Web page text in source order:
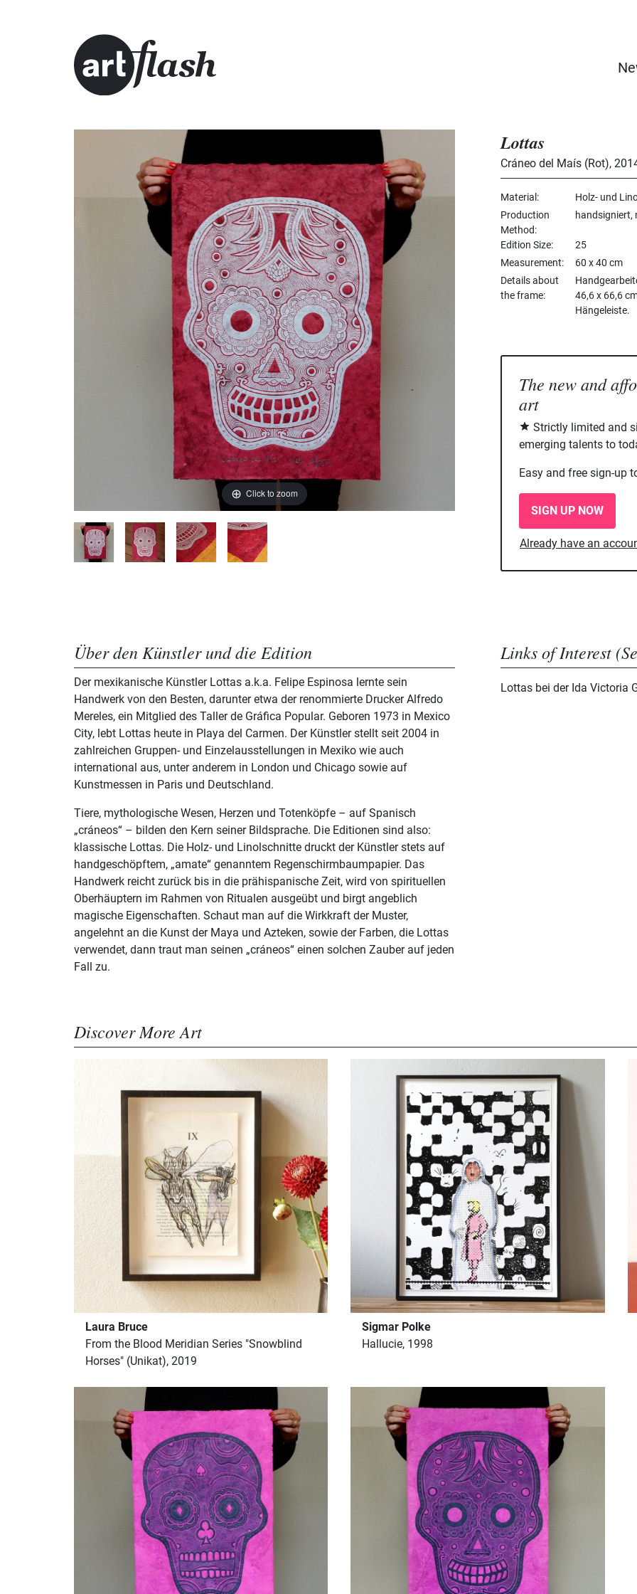
Click to zoom
Lottas
Cráneo del Maís (Rot),
Material
Holz- und
Production
Method
handsigniert,
Edition Size
25
Measurement
60 x 40 cm
Details about
the frame
46,6 x 66,6
Hängeleiste.
The new and
art
Strictly limited and
emerging talents to
Easy and free sign-up
SIGN UP NOW
Already have an
Über den Künstler und die Edition
Der mexikanische Künstler Lottas a.k.a. Felipe Espinosa lernte sein
Handwerk von den Besten, darunter etwa der renommierte Drucker Alfredo
Mereles, ein Mitglied des Taller de Gráfica Popular. Geboren 1973 in Mexico
City, lebt Lottas heute in Playa del Carmen. Der Künstler stellt seit 2004 in
zahlreichen Gruppen- und Einzelausstellungen in Mexiko wie auch
international aus, unter anderem in London und Chicago sowie auf
Kunstmessen in Paris und Deutschland.
Tiere, mythologische Wesen, Herzen und Totenköpfe – auf Spanisch
„cráneos“ – bilden den Kern seiner Bildsprache. Die Editionen sind also:
klassische Lottas. Die Holz- und Linolschnitte druckt der Künstler stets auf
handgeschöpftem, „amate“ genanntem Regenschirmbaumpapier. Das
Handwerk reicht zurück bis in die prähispanische Zeit, wird von spirituellen
Oberhäuptern im Rahmen von Ritualen ausgeübt und birgt angeblich
magische Eigenschaften. Schaut man auf die Wirkkraft der Muster,
angelehnt an die Kunst der Maya und Azteken, sowie der Farben, die Lottas
verwendet, dann traut man seinen „cráneos“ einen solchen Zauber auf jeden
Fall zu.
Links of Interest
Lottas bei der Ida Victoria
Discover More Art
Laura Bruce
From the Blood Meridian Series "Snowblind
Horses" (Unikat), 2019
Sigmar Polke
Hallucie, 1998